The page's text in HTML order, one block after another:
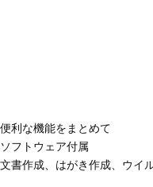
便利な機能をまとめて
ソフトウェア付属
文書作成、はがき作成、ウイ